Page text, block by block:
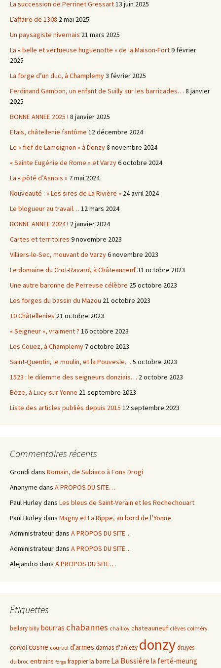
La succession de Perrinet Gressart13 juin 2025
L’affaire de 1308 2 mai 2025
Un paysagiste nivernais 21 mars 2025
La « belle et vertueuse huguenotte » de la Maison-Fort9 février
2025
La forge d’un duc, à Champlemy3 février 2025
Ferdinand Gambon, un enfant de Suilly sur les barricades… 8 janvier
2025
BONNE ANNEE 2025 ! 8 janvier 2025
Etais, châtellenie fantôme 12 décembre 2024
Le « fief de Lamoignon » à Donzy8 novembre 2024
« Sainte Eugénie de Rome » et Varzy6 octobre 2024
La « pôté d’Asnois » 7 mai 2024
Nouveauté : « Les sires de La Rivière » 24 avril 2024
Le blogueur au travail… 12 mars 2024
BONNE ANNEE 2024 ! 2 janvier 2024
Cartes et territoires 9 novembre 2023
Villiers-le-Sec, mouvant de Varzy6 novembre 2023
Le domaine du Crot-Ravard, à Châteauneuf31 octobre 2023
Une autre baronne de Perreuse célèbre 25 octobre 2023
Les forges du bassin du Mazou 21 octobre 2023
10 Châtellenies 21 octobre 2023
« Seigneur », vraiment ? 16 octobre 2023
Les Couez, à Champlemy 7 octobre 2023
Saint-Quentin, le moulin, et la Pouvesle… 5 octobre 2023
1523 : le dilemme des seigneurs donziais… 2 octobre 2023
Bèze, à Lucy-sur-Yonne 21 septembre 2023
Liste des articles publiés depuis 2015 12 septembre 2023
Commentaires récents
Grondi dans Romain, de Subiaco à Fons Drogi
Anonyme dans A PROPOS DU SITE…
Paul Hurleydans Les bleus de Saint-Verain et les Rochechouart
Paul Hurleydans Magny et La Rippe, au bord de l’Yonne
Administrateurdans A PROPOS DU SITE…
Administrateurdans A PROPOS DU SITE…
Alejandro dans A PROPOS DU SITE…
Étiquettes
bellary billy bourras chabannes chailloy chateauneuf clèves colméry
corvolcosne courvol d'armes damas d'anlezy donzydruyes
du broc entrains forge frappierla barre La Bussière la ferté-meung